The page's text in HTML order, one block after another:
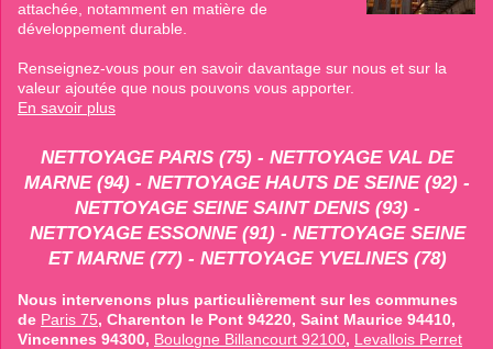
attachée, notamment en matière de
développement durable.
Renseignez-vous pour en savoir davantage sur nous et sur la
valeur ajoutée que nous pouvons vous apporter.
En savoir plus
NETTOYAGE PARIS (75) - NETTOYAGE VAL DE
MARNE (94) - NETTOYAGE HAUTS DE SEINE (92) -
NETTOYAGE SEINE SAINT DENIS (93) -
NETTOYAGE ESSONNE (91) - NETTOYAGE SEINE
ET MARNE (77) - NETTOYAGE YVELINES (78)
Nous intervenons plus particulièrement sur les communes
de Paris 75, Charenton le Pont 94220, Saint Maurice 94410,
Vincennes 94300, Boulogne Billancourt 92100, Levallois Perret